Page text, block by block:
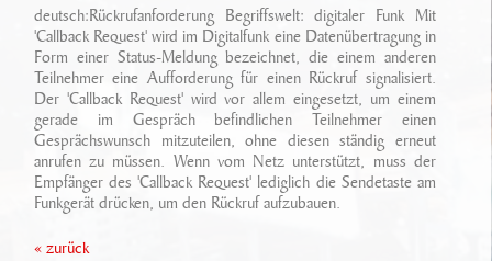
Ansprechpartner
Stellenangebote
Referenzen
Geschichte
Standort/ Anfahrt
Sonderfahrzeugbau
Leistungen
Eigenentwicklungen
Zubehör
Technikarchiv
Wichtige Links
deutsch:Rückrufanforderung Begriffswelt: digitaler Funk Mit
'Callback Request' wird im Digitalfunk eine Datenübertragung in
Form einer Status-Meldung bezeichnet, die einem anderen
Teilnehmer eine Aufforderung für einen Rückruf signalisiert.
Der 'Callback Request' wird vor allem eingesetzt, um einem
gerade im Gespräch befindlichen Teilnehmer einen
Gesprächswunsch mitzuteilen, ohne diesen ständig erneut
anrufen zu müssen. Wenn vom Netz unterstützt, muss der
Empfänger des 'Callback Request' lediglich die Sendetaste am
Funkgerät drücken, um den Rückruf aufzubauen.
« zurück